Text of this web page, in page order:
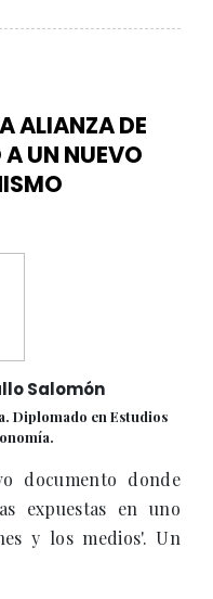
ALIANZA DE
A UN NUEVO
Salomón
Diplomado en Estudios
documento donde
expuestas en uno
y los medios'. Un